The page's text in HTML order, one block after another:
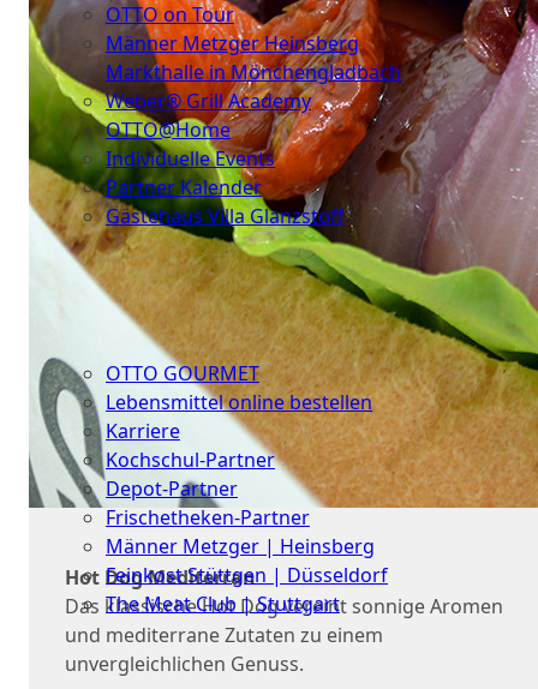
OTTO on Tour
Männer Metzger Heinsberg
Markthalle in Mönchengladbach
Weber® Grill Academy
OTTO@Home
Individuelle Events
Partner Kalender
Gästehaus Villa Glanzstoff
Gutscheine
OTTO GOURMET
Lebensmittel online bestellen
Karriere
Kochschul-Partner
Depot-Partner
Frischetheken-Partner
Männer Metzger | Heinsberg
Feinkost Stüttgen | Düsseldorf
The Meat Club | Stuttgart
Geschäftskunden
Hot Dog Mediterran
Das klassische Hot Dog vereint sonnige Aromen
und mediterrane Zutaten zu einem
unvergleichlichen Genuss.